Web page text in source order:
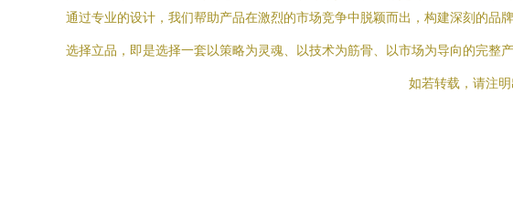
通过专业的设计，我们帮助产品在激烈的市场竞争中脱颖而出，构建深刻的品
选择立品，即是选择一套以策略为灵魂、以技术为筋骨、以市场为导向的完整
如若转载，请注